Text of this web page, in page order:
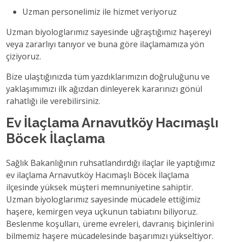
Uzman personelimiz ile hizmet veriyoruz
Uzman biyologlarımız sayesinde uğraştığımız haşereyi
veya zararlıyı tanıyor ve buna göre ilaçlamamıza yön
çiziyoruz.
Bize ulaştığınızda tüm yazdıklarımızın doğruluğunu ve
yaklaşımımızı ilk ağızdan dinleyerek kararınızı gönül
rahatlığı ile verebilirsiniz.
Ev İlaçlama Arnavutköy Hacımaşlı
Böcek İlaçlama
Sağlık Bakanlığının ruhsatlandırdığı ilaçlar ile yaptığımız
ev ilaçlama Arnavutköy Hacımaşlı Böcek İlaçlama
ilçesinde yüksek müşteri memnuniyetine sahiptir.
Uzman biyologlarımız sayesinde mücadele ettiğimiz
haşere, kemirgen veya uçkunun tabiatını biliyoruz.
Beslenme koşulları, üreme evreleri, davranış biçinlerini
bilmemiz haşere mücadelesinde başarımızı yükseltiyor.